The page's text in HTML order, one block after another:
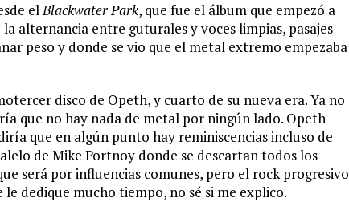
elBlackwater Park, que fue el álbum que empezó a
alternancia entre guturales y voces limpias, pasajes
peso y donde se vio que el metal extremo empezaba
disco de Opeth, y cuarto de su nueva era. Ya no
que no hay nada de metal por ningún lado. Opeth
que en algún punto hay reminiscencias incluso de
de Mike Portnoy donde se descartan todos los
será por influencias comunes, pero el rock progresivo
dedique mucho tiempo, no sé si me explico.